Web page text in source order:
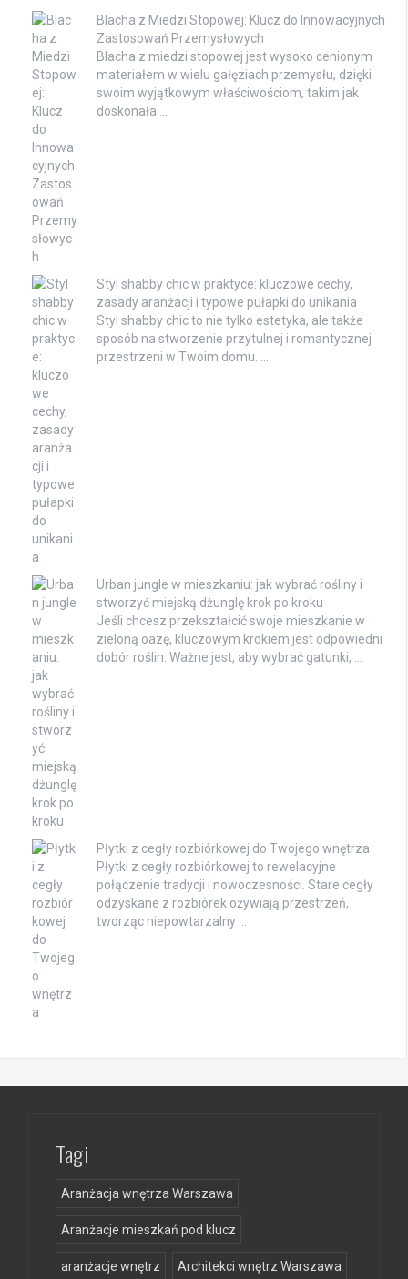
Blacha z Miedzi Stopowej: Klucz do Innowacyjnych
Zastosowań Przemysłowych
Blacha z miedzi stopowej jest wysoko cenionym
materiałem w wielu gałęziach przemysłu, dzięki
swoim wyjątkowym właściwościom, takim jak
doskonała …
Styl shabby chic w praktyce: kluczowe cechy,
zasady aranżacji i typowe pułapki do unikania
Styl shabby chic to nie tylko estetyka, ale także
sposób na stworzenie przytulnej i romantycznej
przestrzeni w Twoim domu. …
Urban jungle w mieszkaniu: jak wybrać rośliny i
stworzyć miejską dżunglę krok po kroku
Jeśli chcesz przekształcić swoje mieszkanie w
zieloną oazę, kluczowym krokiem jest odpowiedni
dobór roślin. Ważne jest, aby wybrać gatunki, …
Płytki z cegły rozbiórkowej do Twojego wnętrza
Płytki z cegły rozbiórkowej to rewelacyjne
połączenie tradycji i nowoczesności. Stare cegły
odzyskane z rozbiórek ożywiają przestrzeń,
tworząc niepowtarzalny …
Tagi
Aranżacja wnętrza Warszawa
Aranżacje mieszkań pod klucz
aranżacje wnętrz Architekci wnętrz Warszawa